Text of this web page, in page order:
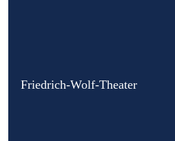
Friedrich-Wolf-Theater